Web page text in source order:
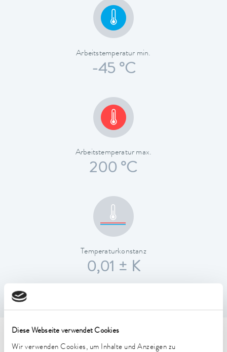
Diese Webseite verwendet Cookies
Wir verwenden Cookies, um Inhalte und Anzeigen zu
Arbeitstemperatur min.
-45 °C
Arbeitstemperatur max.
200 °C
Temperaturkonstanz
0,01 ± K
Technische Merkmale (nach